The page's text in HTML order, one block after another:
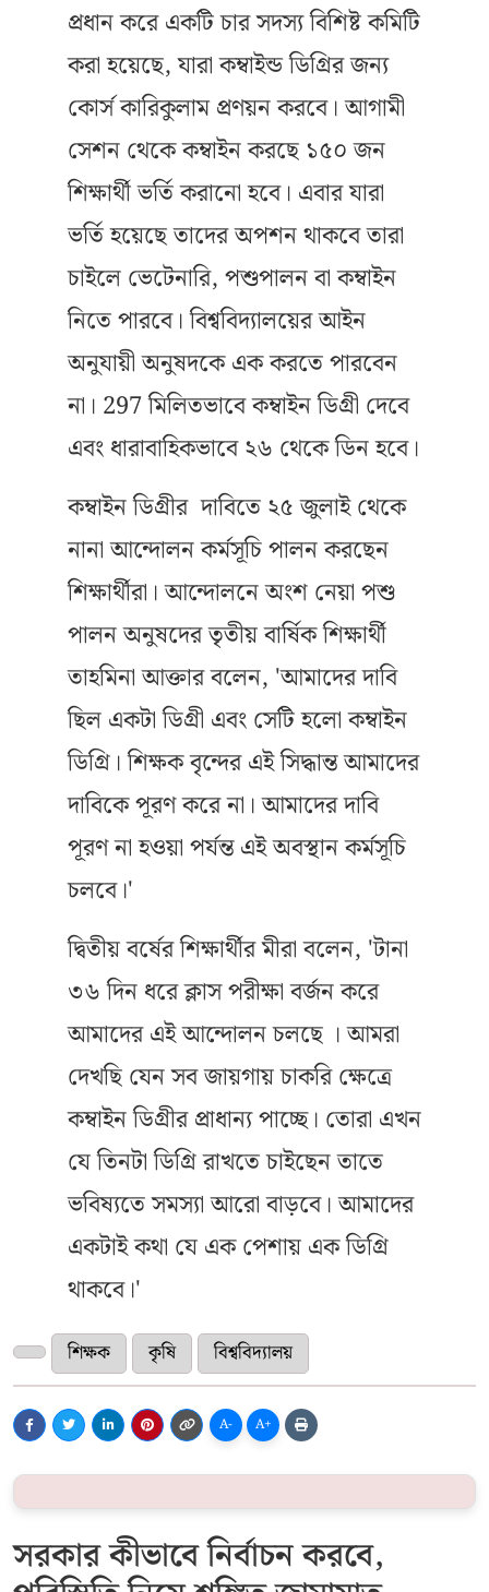
প্রধান করে একটি চার সদস্য বিশিষ্ট কমিটি
করা হয়েছে, যারা কম্বাইন্ড ডিগ্রির জন্য
কোর্স কারিকুলাম প্রণয়ন করবে। আগামী
সেশন থেকে কম্বাইন করছে ১৫০ জন
শিক্ষার্থী ভর্তি করানো হবে। এবার যারা
ভর্তি হয়েছে তাদের অপশন থাকবে তারা
চাইলে ভেটেনারি, পশুপালন বা কম্বাইন
নিতে পারবে। বিশ্ববিদ্যালয়ের আইন
অনুযায়ী অনুষদকে এক করতে পারবেন
না। 297 মিলিতভাবে কম্বাইন ডিগ্রী দেবে
এবং ধারাবাহিকভাবে ২৬ থেকে ডিন হবে।
কম্বাইন ডিগ্রীর দাবিতে ২৫ জুলাই থেকে
নানা আন্দোলন কর্মসূচি পালন করছেন
শিক্ষার্থীরা। আন্দোলনে অংশ নেয়া পশু
পালন অনুষদের তৃতীয় বার্ষিক শিক্ষার্থী
তাহমিনা আক্তার বলেন, 'আমাদের দাবি
ছিল একটা ডিগ্রী এবং সেটি হলো কম্বাইন
ডিগ্রি। শিক্ষক বৃন্দের এই সিদ্ধান্ত আমাদের
দাবিকে পূরণ করে না। আমাদের দাবি
পূরণ না হওয়া পর্যন্ত এই অবস্থান কর্মসূচি
চলবে।'
দ্বিতীয় বর্ষের শিক্ষার্থীর মীরা বলেন, 'টানা
৩৬ দিন ধরে ক্লাস পরীক্ষা বর্জন করে
আমাদের এই আন্দোলন চলছে । আমরা
দেখছি যেন সব জায়গায় চাকরি ক্ষেত্রে
কম্বাইন ডিগ্রীর প্রাধান্য পাচ্ছে। তোরা এখন
যে তিনটা ডিগ্রি রাখতে চাইছেন তাতে
ভবিষ্যতে সমস্যা আরো বাড়বে। আমাদের
একটাই কথা যে এক পেশায় এক ডিগ্রি
থাকবে।'
শিক্ষক কৃষি বিশ্ববিদ্যালয়
A- A+
সরকার কীভাবে নির্বাচন করবে,